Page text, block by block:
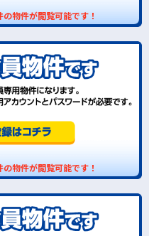
の物件が閲覧可能です！
の物件が閲覧可能です！